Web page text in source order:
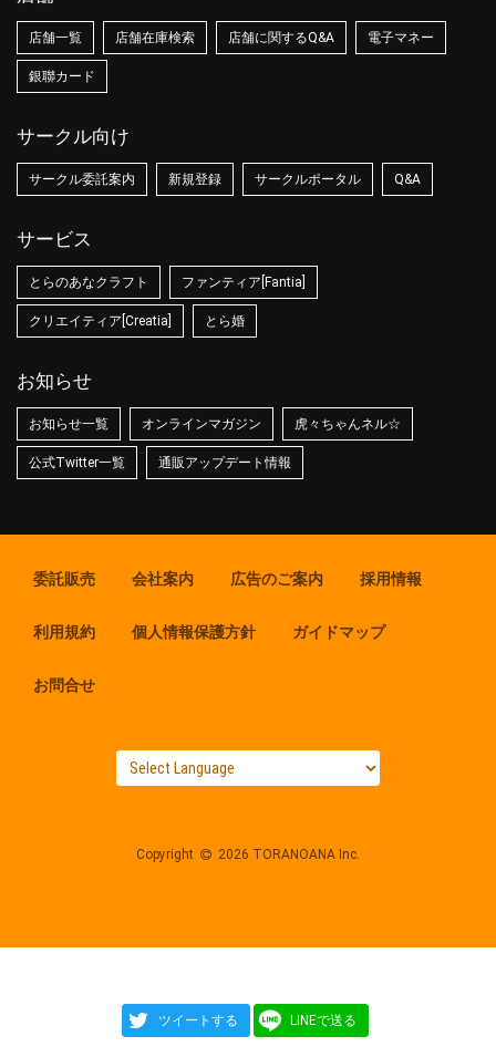
ツイートする LINEで送る
店舗一覧 店舗在庫検索 店舗に関するQ&A 電子マネー
銀聯カード
サークル向け
サークル委託案内 新規登録 サークルポータル Q&A
サービス
とらのあなクラフト ファンティア[Fantia]
クリエイティア[Creatia] とら婚
お知らせ
お知らせ一覧 オンラインマガジン 虎々ちゃんネル☆
公式Twitter一覧 通販アップデート情報
委託販売 会社案内 広告のご案内 採用情報
利用規約 個人情報保護方針 ガイドマップ
お問合せ
Copyright 2026 TORANOANA Inc.